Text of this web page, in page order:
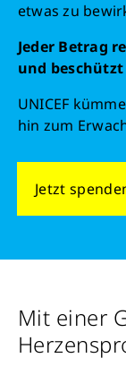
etwas zu
Jeder Betrag
und
UNICEF
hin zum
Jetzt
Mit einer